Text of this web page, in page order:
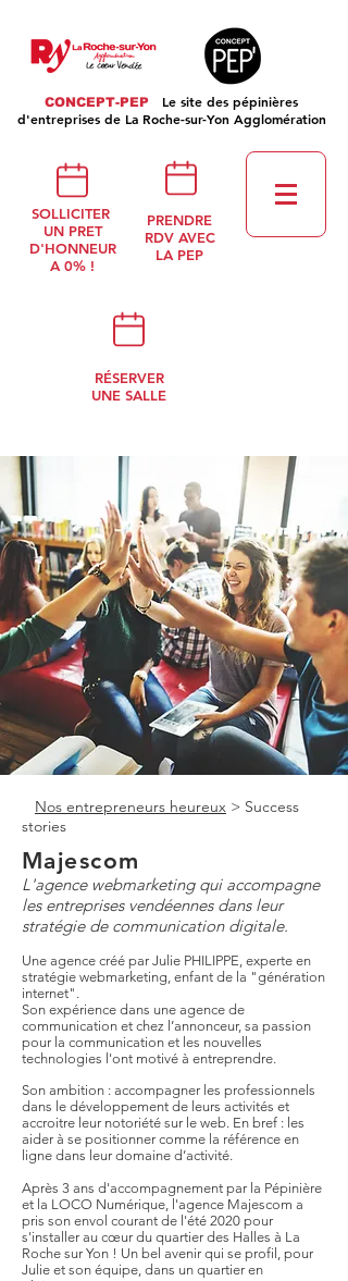
CONCEPT-PEP
Le site des pépinières
d'entreprises de La Roche-sur-Yon Agglomération
SOLLICITER
UN PRET
D'HONNEUR
A 0% !
PRENDRE
RDV AVEC
LA PEP
RÉSERVER
UNE SALLE
Nos entrepreneurs heureux > Success
stories
Majescom
L'agence webmarketing qui accompagne
les entreprises vendéennes dans leur
stratégie de communication digitale.
Une agence créé par Julie PHILIPPE, experte en
stratégie webmarketing, enfant de la "génération
internet".
Son expérience dans une agence de
communication et chez l’annonceur, sa passion
pour la communication et les nouvelles
technologies l'ont motivé à entreprendre.
Son ambition : accompagner les professionnels
dans le développement de leurs activités et
accroitre leur notoriété sur le web. En bref : les
aider à se positionner comme la référence en
ligne dans leur domaine d’activité.
Après 3 ans d'accompagnement par la Pépinière
et la LOCO Numérique, l'agence Majescom a
pris son envol courant de l'été 2020 pour
s'installer au cœur du quartier des Halles à La
Roche sur Yon ! Un bel avenir qui se profil, pour
Julie et son équipe, dans un quartier en